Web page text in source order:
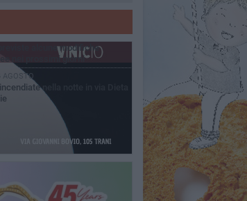
spiaggia Bi-Marmi: un
LUGLIO
alcune modifiche
nei prossimi giorni
AGOSTO
nella notte in via Dieta